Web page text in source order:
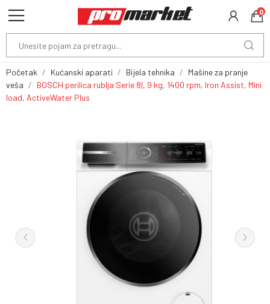
0
Početak Kućanski aparati Bijela tehnika
Mašine za pranje
veša
BOSCH perilica rublja Serie 8|, 9 kg, 1400 rpm, Iron Assist, Mini
load, ActiveWater Plus